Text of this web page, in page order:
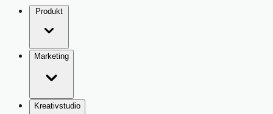
Marketing
Kreativstudio